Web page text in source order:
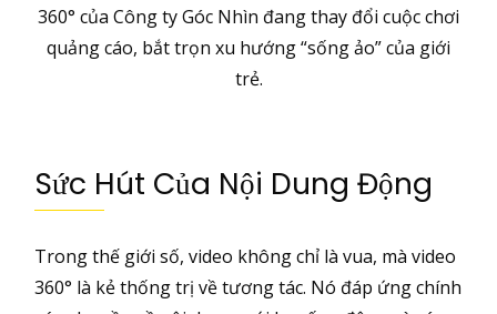
360° của Công ty Góc Nhìn đang thay đổi cuộc chơi
quảng cáo, bắt trọn xu hướng “sống ảo” của giới
trẻ.
Sức Hút Của Nội Dung Động
Trong thế giới số, video không chỉ là vua, mà video
360° là kẻ thống trị về tương tác. Nó đáp ứng chính